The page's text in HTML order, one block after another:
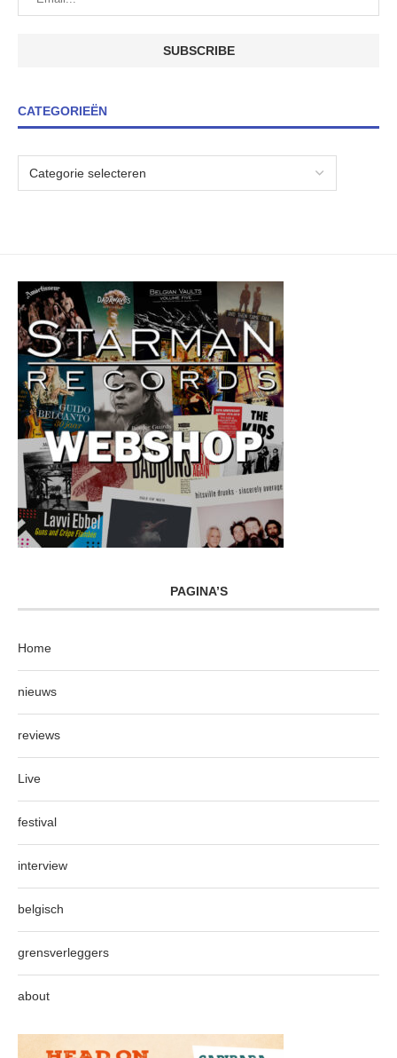
CATEGORIEËN
PAGINA’S
Home
nieuws
reviews
Live
festival
interview
belgisch
grensverleggers
about